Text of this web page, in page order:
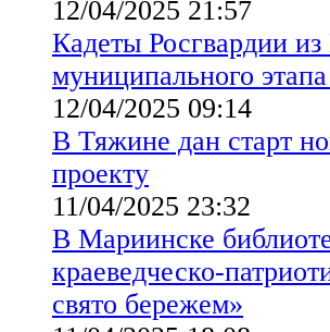
12/04/2025 21:57
Кадеты Росгвардии
муниципального
12/04/2025 09:14
В Тяжине дан старт
проекту
11/04/2025 23:32
В Мариинске
краеведческо-
свято бережем»